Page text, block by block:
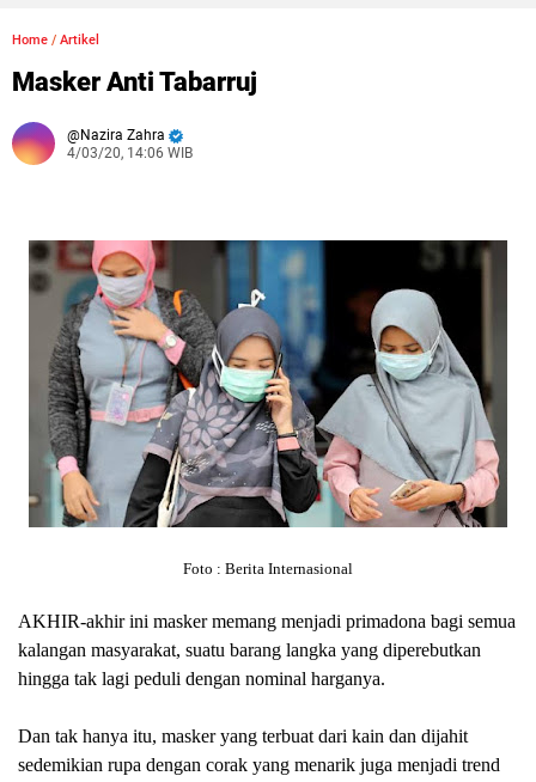
Home / Artikel
Masker Anti Tabarruj
Nazira Zahra
4/03/20, 14:06 WIB
Foto : Berita Internasional
AKHIR-akhir ini masker memang menjadi primadona bagi semua
kalangan masyarakat, suatu barang langka yang diperebutkan
hingga tak lagi peduli dengan nominal harganya.
Dan tak hanya itu, masker yang terbuat dari kain dan dijahit
sedemikian rupa dengan corak yang menarik juga menjadi trend